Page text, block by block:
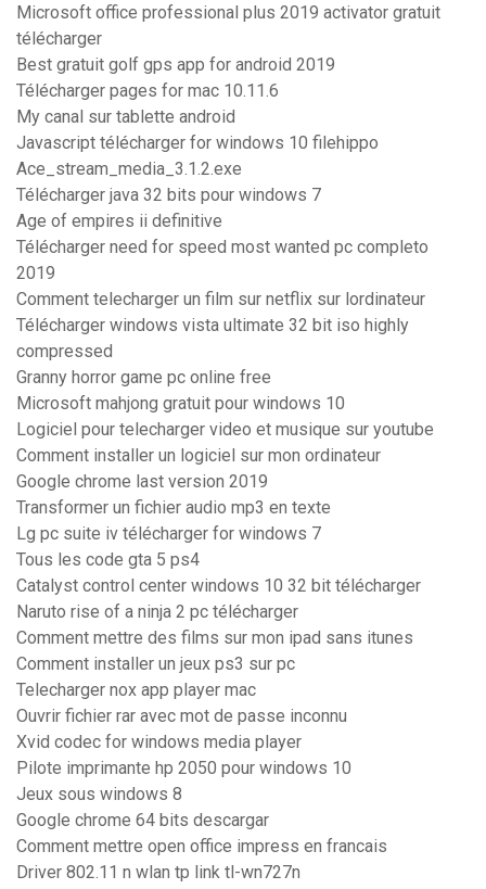
Microsoft office professional plus 2019 activator gratuit
télécharger
Best gratuit golf gps app for android 2019
Télécharger pages for mac 10.11.6
My canal sur tablette android
Javascript télécharger for windows 10 filehippo
Ace_stream_media_3.1.2.exe
Télécharger java 32 bits pour windows 7
Age of empires ii definitive
Télécharger need for speed most wanted pc completo
2019
Comment telecharger un film sur netflix sur lordinateur
Télécharger windows vista ultimate 32 bit iso highly
compressed
Granny horror game pc online free
Microsoft mahjong gratuit pour windows 10
Logiciel pour telecharger video et musique sur youtube
Comment installer un logiciel sur mon ordinateur
Google chrome last version 2019
Transformer un fichier audio mp3 en texte
Lg pc suite iv télécharger for windows 7
Tous les code gta 5 ps4
Catalyst control center windows 10 32 bit télécharger
Naruto rise of a ninja 2 pc télécharger
Comment mettre des films sur mon ipad sans itunes
Comment installer un jeux ps3 sur pc
Telecharger nox app player mac
Ouvrir fichier rar avec mot de passe inconnu
Xvid codec for windows media player
Pilote imprimante hp 2050 pour windows 10
Jeux sous windows 8
Google chrome 64 bits descargar
Comment mettre open office impress en francais
Driver 802.11 n wlan tp link tl-wn727n